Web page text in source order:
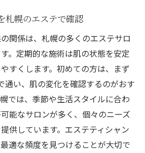
札幌のエステで確認
関係は、札幌の多くのエステサロ
。定期的な施術は肌の状態を安定
すくします。初めての方は、まず
通い、肌の変化を確認するのがおす
では、季節や生活スタイルに合わ
能なサロンが多く、個々のニーズ
供しています。エステティシャン
適な頻度を見つけることが大切で